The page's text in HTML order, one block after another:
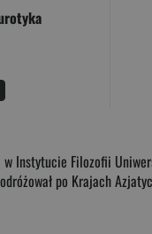
Instytucie Filozofii
po Krajach